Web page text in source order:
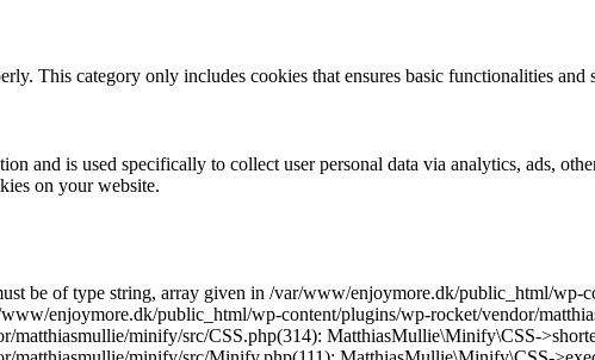
This category only includes cookies that ensures basic functionalities
and is used specifically to collect user personal data via analytics, ads,
on your website.
be of type string, array given in /var/www/enjoymore.dk/public_html/wp-
enjoymore.dk/public_html/wp-content/plugins/wp-rocket/vendor/
minify/src/CSS.php(314): MatthiasMullie\Minify\CSS-